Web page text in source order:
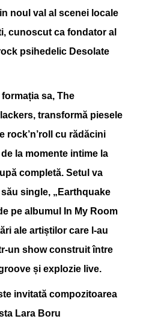
noul val al scenei locale
cunoscut ca fondator al
psihedelic Desolate
formația sa, The
transformă piesele
rock’n’roll cu rădăcini
la momente intime la
completă. Setul va
single, „Earthquake
pe albumul In My Room
ale artiștilor care l-au
un show construit între
și explozie live.
invitată compozitoarea
Lara Boru